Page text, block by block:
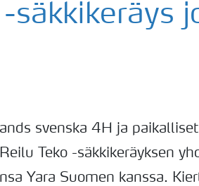
säkkikeräys
svenska 4H ja
Teko -säkkikeräyksen
Yara Suomen kanssa.